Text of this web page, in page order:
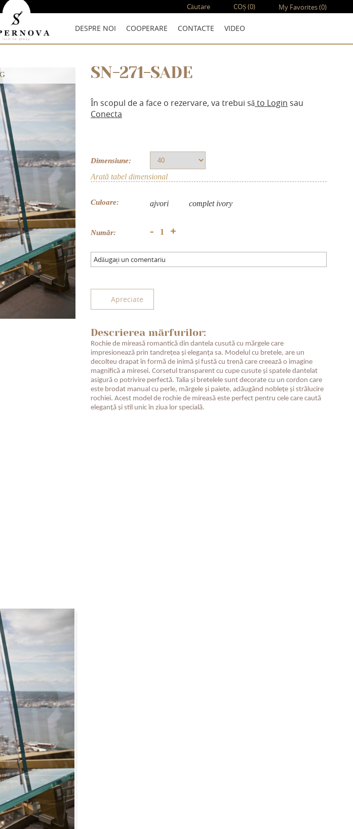
Căutare COȘ(0) My Favorites(0)
DESPRE NOI COOPERARE CONTACTE VIDEO
SN-271-SADE
În scopul de a face o rezervare, va trebui săto Login sau
Conecta
Dimensiune:
Arată tabel dimensional
Culoare: аjvori complet ivory
Număr: - +
Adăugați un comentariu
Apreciate
Descrierea mărfurilor:
Rochie de mireasă romantică din dantela cusută cu mărgele care
impresionează prin tandrețea și eleganța sa. Modelul cu bretele, are un
decolteu drapat în formă de inimă și fustă cu trenă care creează o imagine
magnifică a miresei. Corsetul transparent cu cupe cusute și spatele dantelat
asigură o potrivire perfectă. Talia și bretelele sunt decorate cu un cordon care
este brodat manual cu perle, mărgele și paiete, adăugând noblețe și strălucire
rochiei. Acest model de rochie de mireasă este perfect pentru cele care caută
eleganță și stil unic în ziua lor specială.